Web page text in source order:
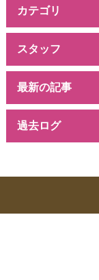
カテゴリ
スタッフ
最新の記事
過去ログ